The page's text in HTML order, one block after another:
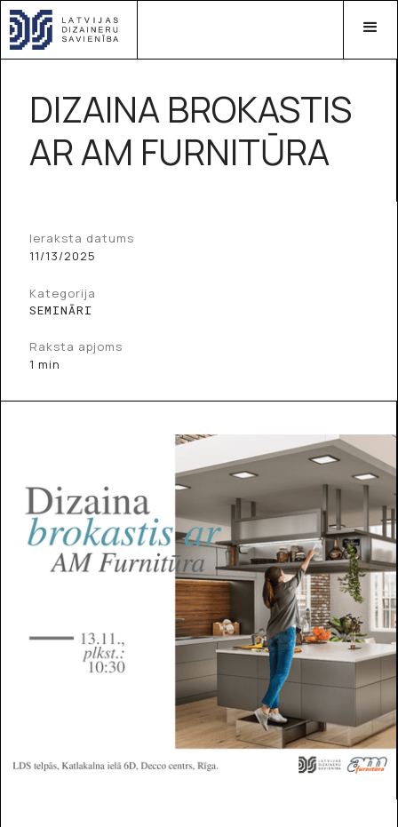
DIZAINA BROKASTIS
AR AM FURNITŪRA
Ieraksta datums
11/13/2025
Kategorija
SEMINĀRI
Raksta apjoms
1 min